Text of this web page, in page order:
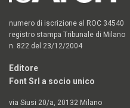
numero di iscrizione al ROC 34540
registro stampa Tribunale di Milano
n. 822 del 23/12/2004
Editore
Font Srl a socio unico
via Siusi 20/a, 20132 Milano